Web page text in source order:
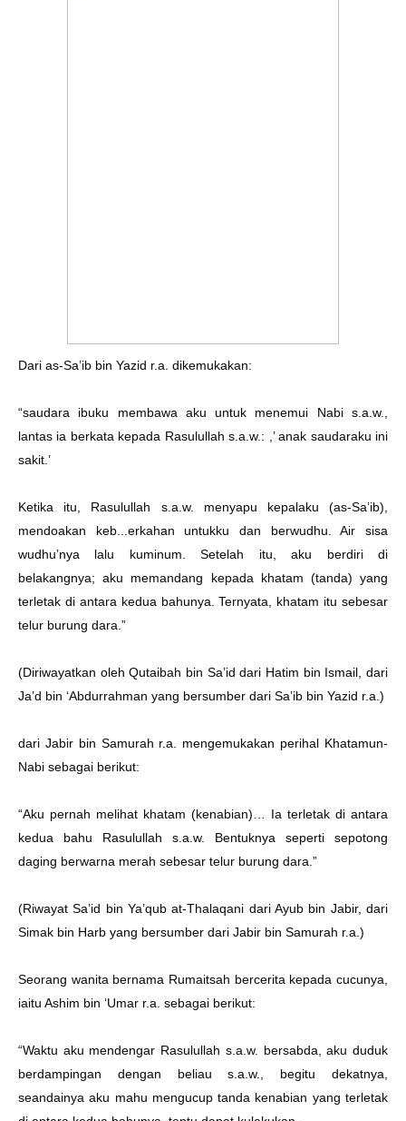
Dari as-Sa’ib bin Yazid r.a. dikemukakan:
“saudara ibuku membawa aku untuk menemui Nabi s.a.w.,
lantas ia berkata kepada Rasulullah s.a.w.: ,’ anak saudaraku ini
sakit.’
Ketika itu, Rasulullah s.a.w. menyapu kepalaku (as-Sa’ib),
mendoakan keb...erkahan untukku dan berwudhu. Air sisa
wudhu’nya lalu kuminum. Setelah itu, aku berdiri di
belakangnya; aku memandang kepada khatam (tanda) yang
terletak di antara kedua bahunya. Ternyata, khatam itu sebesar
telur burung dara.”
(Diriwayatkan oleh Qutaibah bin Sa’id dari Hatim bin Ismail, dari
Ja’d bin ‘Abdurrahman yang bersumber dari Sa’ib bin Yazid r.a.)
dari Jabir bin Samurah r.a. mengemukakan perihal Khatamun-
Nabi sebagai berikut:
“Aku pernah melihat khatam (kenabian)… Ia terletak di antara
kedua bahu Rasulullah s.a.w. Bentuknya seperti sepotong
daging berwarna merah sebesar telur burung dara.”
(Riwayat Sa’id bin Ya’qub at-Thalaqani dari Ayub bin Jabir, dari
Simak bin Harb yang bersumber dari Jabir bin Samurah r.a.)
Seorang wanita bernama Rumaitsah bercerita kepada cucunya,
iaitu Ashim bin ‘Umar r.a. sebagai berikut:
“Waktu aku mendengar Rasulullah s.a.w. bersabda, aku duduk
berdampingan dengan beliau s.a.w., begitu dekatnya,
seandainya aku mahu mengucup tanda kenabian yang terletak